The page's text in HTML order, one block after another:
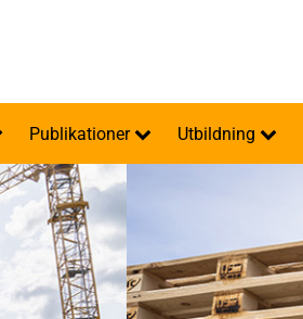
Publikationer Utbildning